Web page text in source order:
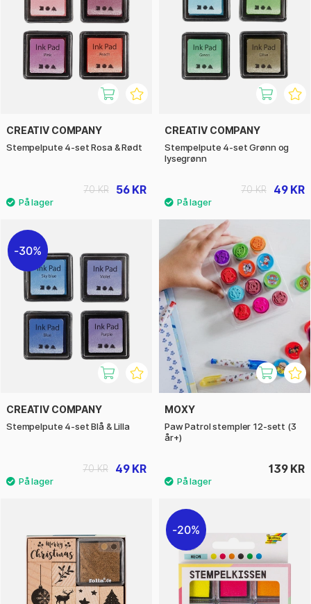
CREATIV COMPANY
Stempelpute 4-set Rosa & Rødt
56 KR
70 KR
CREATIV COMPANY
Stempelpute 4-set Grønn og
lysegrønn
49 KR
70 KR
30%
CREATIV COMPANY
Stempelpute 4-set Blå & Lilla
49 KR
70 KR
MOXY
Paw Patrol stempler 12-sett (3
år+)
139 KR
20%